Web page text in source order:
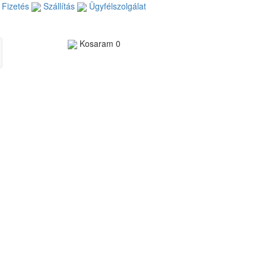
Szállítás Ügyfélszolgálat
Kosaram0